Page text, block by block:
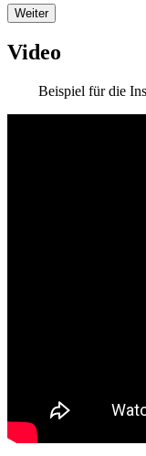
Weiter
Video
Beispiel für die